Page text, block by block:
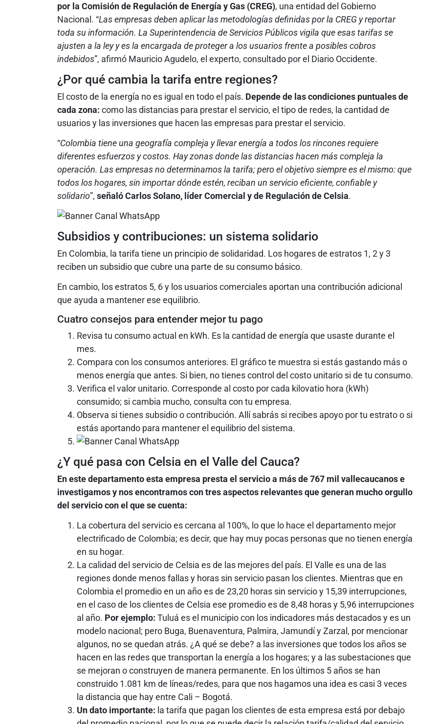
por la Comisión de Regulación de Energía y Gas (CREG), una entidad del Gobierno
Nacional. “Las empresas deben aplicar las metodologías definidas por la CREG y reportar
toda su información. La Superintendencia de Servicios Públicos vigila que esas tarifas se
ajusten a la ley y es la encargada de proteger a los usuarios frente a posibles cobros
indebidos”, afirmó Mauricio Agudelo, el experto, consultado por el Diario Occidente.
¿Por qué cambia la tarifa entre regiones?
El costo de la energía no es igual en todo el país. Depende de las condiciones puntuales de
cada zona: como las distancias para prestar el servicio, el tipo de redes, la cantidad de
usuarios y las inversiones que hacen las empresas para prestar el servicio.
“Colombia tiene una geografía compleja y llevar energía a todos los rincones requiere
diferentes esfuerzos y costos. Hay zonas donde las distancias hacen más compleja la
operación. Las empresas no determinamos la tarifa; pero el objetivo siempre es el mismo: que
todos los hogares, sin importar dónde estén, reciban un servicio eficiente, confiable y
solidario”, señaló Carlos Solano, líder Comercial y de Regulación de Celsia.
Subsidios y contribuciones: un sistema solidario
En Colombia, la tarifa tiene un principio de solidaridad. Los hogares de estratos 1, 2 y 3
reciben un subsidio que cubre una parte de su consumo básico.
En cambio, los estratos 5, 6 y los usuarios comerciales aportan una contribución adicional
que ayuda a mantener ese equilibrio.
Cuatro consejos para entender mejor tu pago
Revisa tu consumo actual en kWh. Es la cantidad de energía que usaste durante el
mes.
Compara con los consumos anteriores. El gráfico te muestra si estás gastando más o
menos energía que antes. Si bien, no tienes control del costo unitario si de tu consumo.
Verifica el valor unitario. Corresponde al costo por cada kilovatio hora (kWh)
consumido; si cambia mucho, consulta con tu empresa.
Observa si tienes subsidio o contribución. Allí sabrás si recibes apoyo por tu estrato o si
estás aportando para mantener el equilibrio del sistema.
¿Y qué pasa con Celsia en el Valle del Cauca?
En este departamento esta empresa presta el servicio a más de 767 mil vallecaucanos e
investigamos y nos encontramos con tres aspectos relevantes que generan mucho orgullo
del servicio con el que se cuenta:
La cobertura del servicio es cercana al 100%, lo que lo hace el departamento mejor
electrificado de Colombia; es decir, que hay muy pocas personas que no tienen energía
en su hogar.
La calidad del servicio de Celsia es de las mejores del país. El Valle es una de las
regiones donde menos fallas y horas sin servicio pasan los clientes. Mientras que en
Colombia el promedio en un año es de 23,20 horas sin servicio y 15,39 interrupciones,
en el caso de los clientes de Celsia ese promedio es de 8,48 horas y 5,96 interrupciones
al año. Por ejemplo: Tuluá es el municipio con los indicadores más destacados y es un
modelo nacional; pero Buga, Buenaventura, Palmira, Jamundí y Zarzal, por mencionar
algunos, no se quedan atrás. ¿A qué se debe? a las inversiones que todos los años se
hacen en las redes que transportan la energía a los hogares; y a las subestaciones que
se mejoran o construyen de manera permanente. En los últimos 5 años se han
construido 1.081 km de líneas/redes, para que nos hagamos una idea es casi 3 veces
la distancia que hay entre Cali – Bogotá.
Un dato importante: la tarifa que pagan los clientes de esta empresa está por debajo